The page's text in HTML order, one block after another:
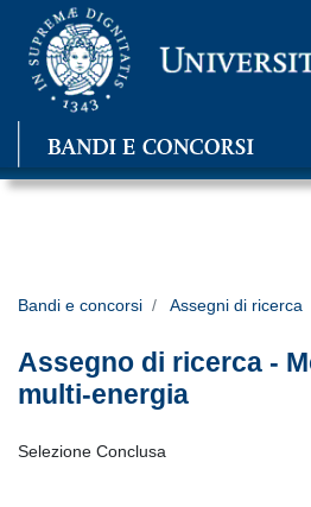
Bandi e concorsi Assegni di ricerca
Assegno di ricerca -
multi-energia
Selezione Conclusa